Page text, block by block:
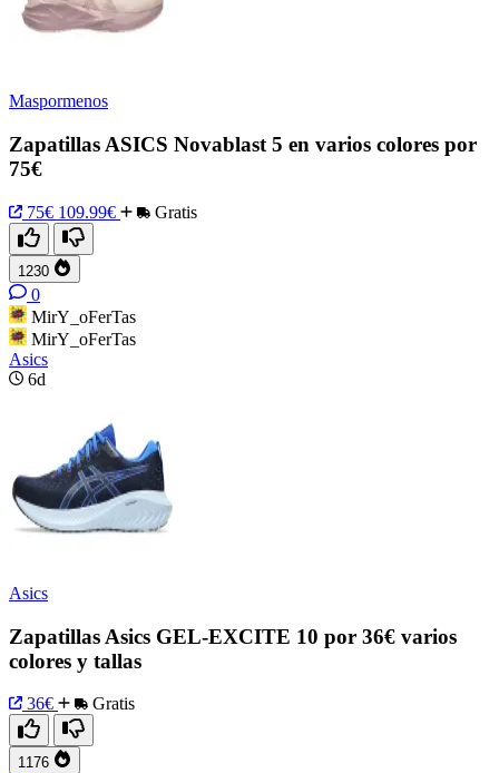
Maspormenos
Zapatillas ASICS Novablast 5 en varios colores por
75€
75€ 109.99€ Gratis
1230
0
MirY_oFerTas
MirY_oFerTas
Asics
6d
Asics
Zapatillas Asics GEL-EXCITE 10 por 36€ varios
colores y tallas
36€ Gratis
1176